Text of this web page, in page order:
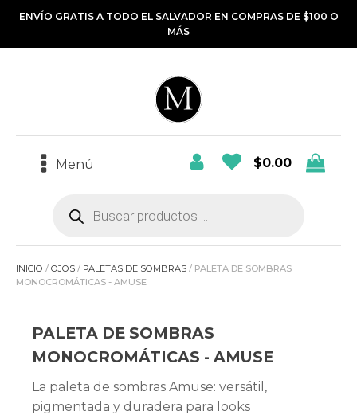
ENVÍO GRATIS A TODO EL SALVADOR EN COMPRAS DE $100 O
MÁS
Menú $0.00
Búsqueda
INICIO / OJOS / PALETAS DE SOMBRAS / PALETA DE SOMBRAS
MONOCROMÁTICAS - AMUSE
PALETA DE SOMBRAS
MONOCROMÁTICAS - AMUSE
La paleta de sombras Amuse: versátil,
pigmentada y duradera para looks